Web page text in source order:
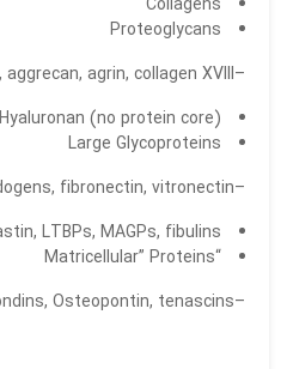
Proteoglycans
–Perlecan, aggrecan, agrin, collagen XVIII
Hyaluronan (no protein core)
Large Glycoproteins
–Laminins, nidogens, fibronectin, vitronectin
LTBPs, MAGPs, fibulins
“Matricellular” Proteins
–SPARC, Thrombospondins, Osteopontin, tenascins